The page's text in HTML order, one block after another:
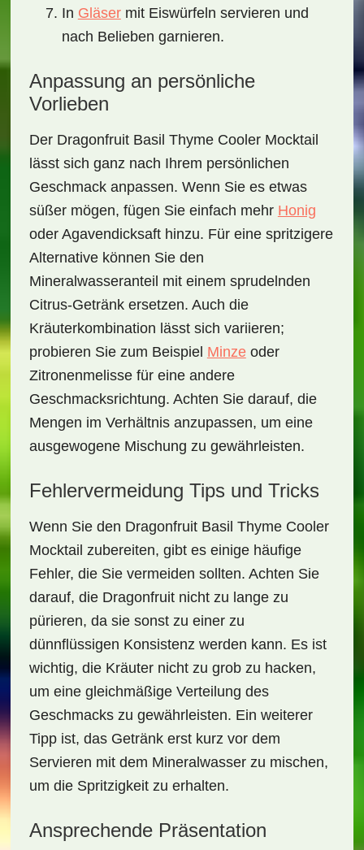
In Gläsermit Eiswürfeln servieren und
nach Belieben garnieren.
Anpassung an persönliche
Vorlieben
Der Dragonfruit Basil Thyme Cooler Mocktail
lässt sich ganz nach Ihrem persönlichen
Geschmack anpassen. Wenn Sie es etwas
süßer mögen, fügen Sie einfach mehr Honig
oder Agavendicksaft hinzu. Für eine spritzigere
Alternative können Sie den
Mineralwasseranteil mit einem sprudelnden
Citrus-Getränk ersetzen. Auch die
Kräuterkombination lässt sich variieren;
probieren Sie zum Beispiel Minzeoder
Zitronenmelisse für eine andere
Geschmacksrichtung. Achten Sie darauf, die
Mengen im Verhältnis anzupassen, um eine
ausgewogene Mischung zu gewährleisten.
Fehlervermeidung Tips und Tricks
Wenn Sie den Dragonfruit Basil Thyme Cooler
Mocktail zubereiten, gibt es einige häufige
Fehler, die Sie vermeiden sollten. Achten Sie
darauf, die Dragonfruit nicht zu lange zu
pürieren, da sie sonst zu einer zu
dünnflüssigen Konsistenz werden kann. Es ist
wichtig, die Kräuter nicht zu grob zu hacken,
um eine gleichmäßige Verteilung des
Geschmacks zu gewährleisten. Ein weiterer
Tipp ist, das Getränk erst kurz vor dem
Servieren mit dem Mineralwasser zu mischen,
um die Spritzigkeit zu erhalten.
Ansprechende Präsentation